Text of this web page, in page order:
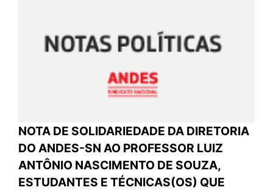
NOTA DE SOLIDARIEDADE DA DIRETORIA
DO ANDES-SN AO PROFESSOR LUIZ
ANTÔNIO NASCIMENTO DE SOUZA,
ESTUDANTES E TÉCNICAS(OS) QUE